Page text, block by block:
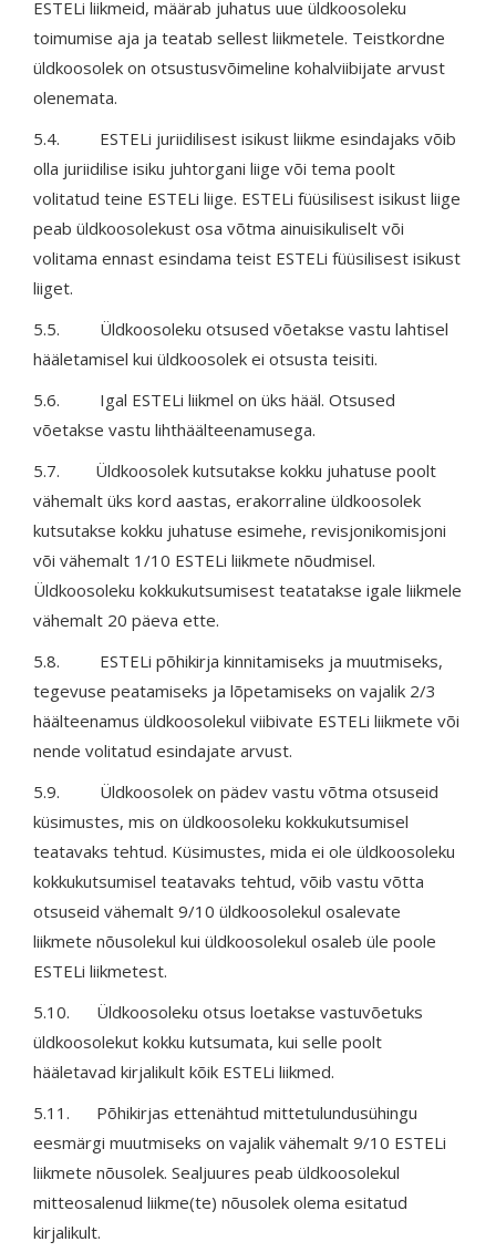
ESTELi liikmeid, määrab juhatus uue üldkoosoleku
toimumise aja ja teatab sellest liikmetele. Teistkordne
üldkoosolek on otsustusvõimeline kohalviibijate arvust
olenemata.
5.4. ESTELi juriidilisest isikust liikme esindajaks võib
olla juriidilise isiku juhtorgani liige või tema poolt
volitatud teine ESTELi liige. ESTELi füüsilisest isikust liige
peab üldkoosolekust osa võtma ainuisikuliselt või
volitama ennast esindama teist ESTELi füüsilisest isikust
liiget.
5.5. Üldkoosoleku otsused võetakse vastu lahtisel
hääletamisel kui üldkoosolek ei otsusta teisiti.
5.6. Igal ESTELi liikmel on üks hääl. Otsused
võetakse vastu lihthäälteenamusega.
5.7. Üldkoosolek kutsutakse kokku juhatuse poolt
vähemalt üks kord aastas, erakorraline üldkoosolek
kutsutakse kokku juhatuse esimehe, revisjonikomisjoni
või vähemalt 1/10 ESTELi liikmete nõudmisel.
Üldkoosoleku kokkukutsumisest teatatakse igale liikmele
vähemalt 20 päeva ette.
5.8. ESTELi põhikirja kinnitamiseks ja muutmiseks,
tegevuse peatamiseks ja lõpetamiseks on vajalik 2/3
häälteenamus üldkoosolekul viibivate ESTELi liikmete või
nende volitatud esindajate arvust.
5.9. Üldkoosolek on pädev vastu võtma otsuseid
küsimustes, mis on üldkoosoleku kokkukutsumisel
teatavaks tehtud. Küsimustes, mida ei ole üldkoosoleku
kokkukutsumisel teatavaks tehtud, võib vastu võtta
otsuseid vähemalt 9/10 üldkoosolekul osalevate
liikmete nõusolekul kui üldkoosolekul osaleb üle poole
ESTELi liikmetest.
5.10. Üldkoosoleku otsus loetakse vastuvõetuks
üldkoosolekut kokku kutsumata, kui selle poolt
hääletavad kirjalikult kõik ESTELi liikmed.
5.11. Põhikirjas ettenähtud mittetulundusühingu
eesmärgi muutmiseks on vajalik vähemalt 9/10 ESTELi
liikmete nõusolek. Sealjuures peab üldkoosolekul
mitteosalenud liikme(te) nõusolek olema esitatud
kirjalikult.